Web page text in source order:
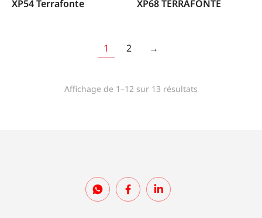
XP54 Terrafonte XP68 TERRAFONTE
1 2 →
Affichage de 1–12 sur 13 résultats